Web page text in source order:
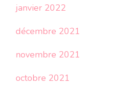
janvier 2022
décembre 2021
novembre 2021
octobre 2021